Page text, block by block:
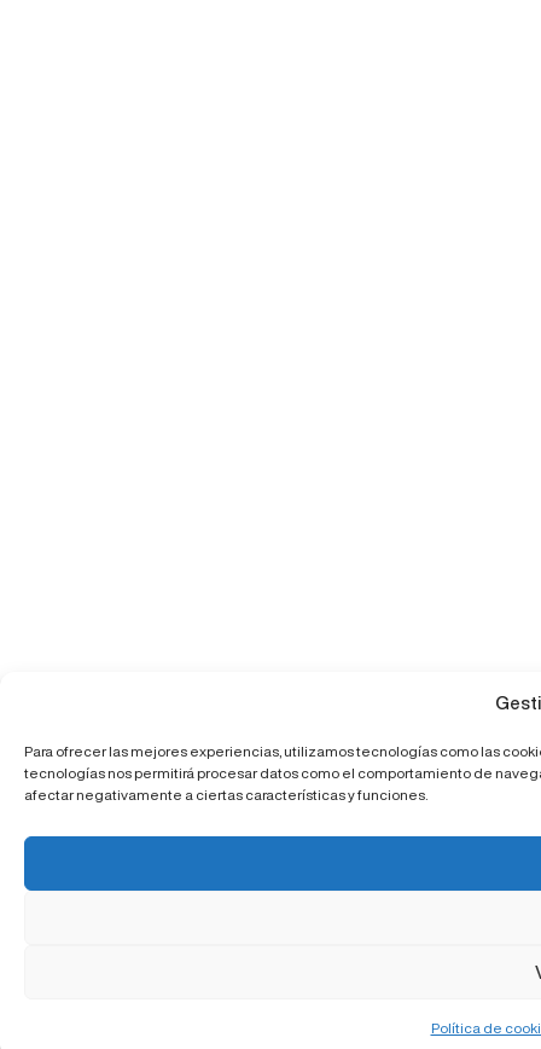
Para ofrecer las mejores experiencias, utilizamos tecnologías como las
tecnologías nos permitirá procesar datos como el comportamiento de
afectar negativamente a ciertas características y funciones.
Política de